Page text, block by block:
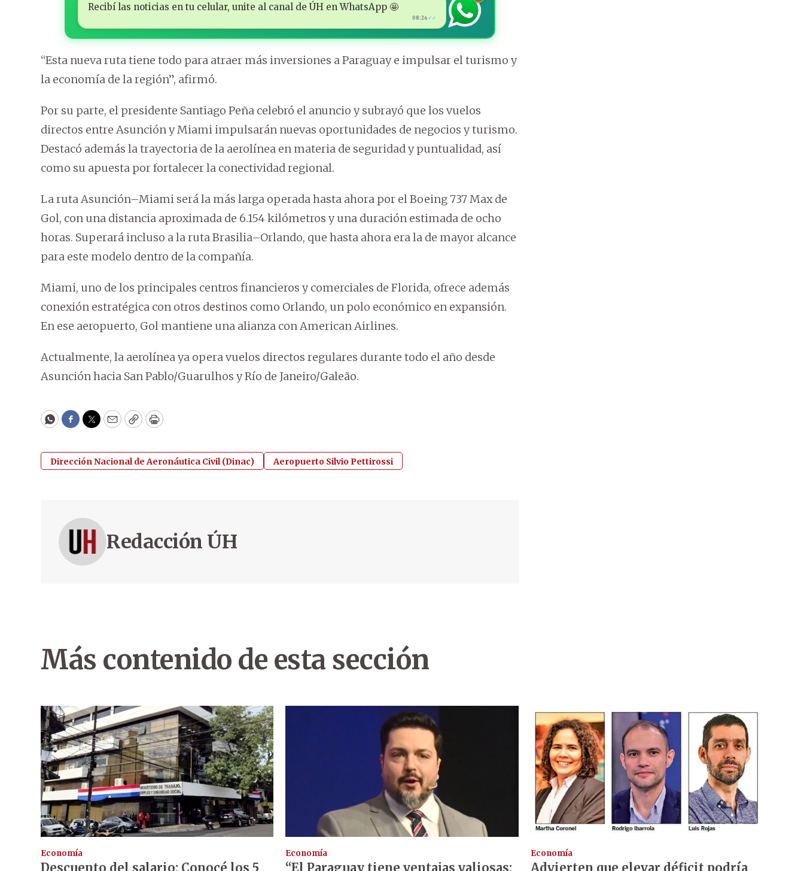
Recibí las noticias en tu celular, unite al canal de ÚH en WhatsApp 🤩
08:26 ✓✓
“Esta nueva ruta tiene todo para atraer más inversiones a Paraguay e impulsar el turismo y
la economía de la región”, afirmó.
Por su parte, el presidente Santiago Peña celebró el anuncio y subrayó que los vuelos
directos entre Asunción y Miami impulsarán nuevas oportunidades de negocios y turismo.
Destacó además la trayectoria de la aerolínea en materia de seguridad y puntualidad, así
como su apuesta por fortalecer la conectividad regional.
La ruta Asunción–Miami será la más larga operada hasta ahora por el Boeing 737 Max de
Gol, con una distancia aproximada de 6.154 kilómetros y una duración estimada de ocho
horas. Superará incluso a la ruta Brasilia–Orlando, que hasta ahora era la de mayor alcance
para este modelo dentro de la compañía.
Miami, uno de los principales centros financieros y comerciales de Florida, ofrece además
conexión estratégica con otros destinos como Orlando, un polo económico en expansión.
En ese aeropuerto, Gol mantiene una alianza con American Airlines.
Actualmente, la aerolínea ya opera vuelos directos regulares durante todo el año desde
Asunción hacia San Pablo/Guarulhos y Río de Janeiro/Galeão.
WhatsApp
Facebook
Twitter
EmailCopyPrint
Dirección Nacional de Aeronáutica Civil (Dinac) Aeropuerto Silvio Pettirossi
Redacción ÚH
Más contenido de esta sección
Economía
Descuento del salario: Conocé los 5
Economía
“El Paraguay tiene ventajas valiosas:
Economía
Advierten que elevar déficit podría